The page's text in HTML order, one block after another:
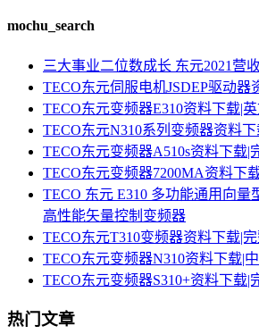
mochu_search
三大事业二位数成长 东元2021营
TECO东元伺服电机JSDEP驱动器
TECO东元变频器E310资料下载|
TECO东元N310系列变频器资料
TECO东元变频器A510s资料下载|
TECO东元变频器7200MA资料下
TECO 东元 E310 多功能通用向量
高性能矢量控制变频器
TECO东元T310变频器资料下载|
TECO东元变频器N310资料下载|
TECO东元变频器S310+资料下载|
热门文章